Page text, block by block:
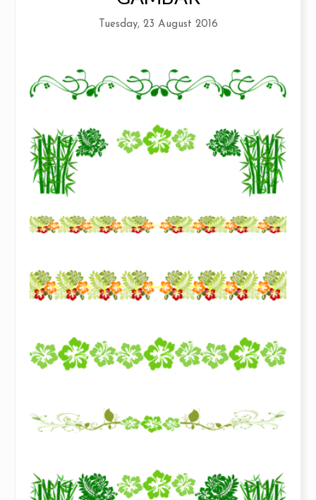
Tuesday, 23 August 2016